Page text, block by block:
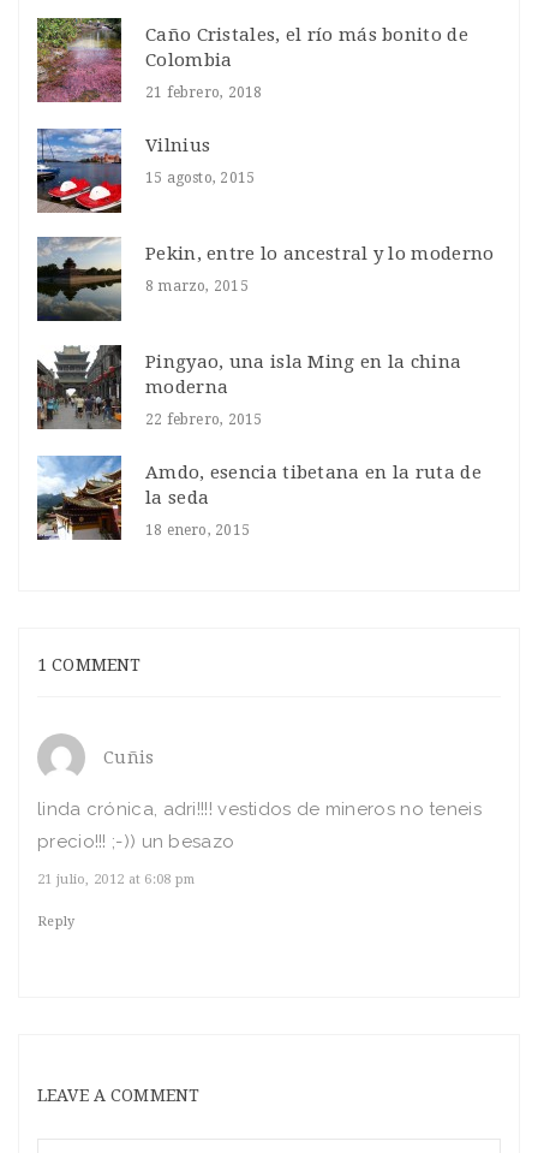
Caño Cristales, el río más bonito de
Colombia
21 febrero, 2018
Vilnius
15 agosto, 2015
Pekin, entre lo ancestral y lo moderno
8 marzo, 2015
Pingyao, una isla Ming en la china
moderna
22 febrero, 2015
Amdo, esencia tibetana en la ruta de
la seda
18 enero, 2015
1 COMMENT
Cuñis
linda crónica, adri!!!! vestidos de mineros no teneis
precio!!! ;-)) un besazo
21 julio, 2012 at 6:08 pm
Reply
LEAVE A COMMENT